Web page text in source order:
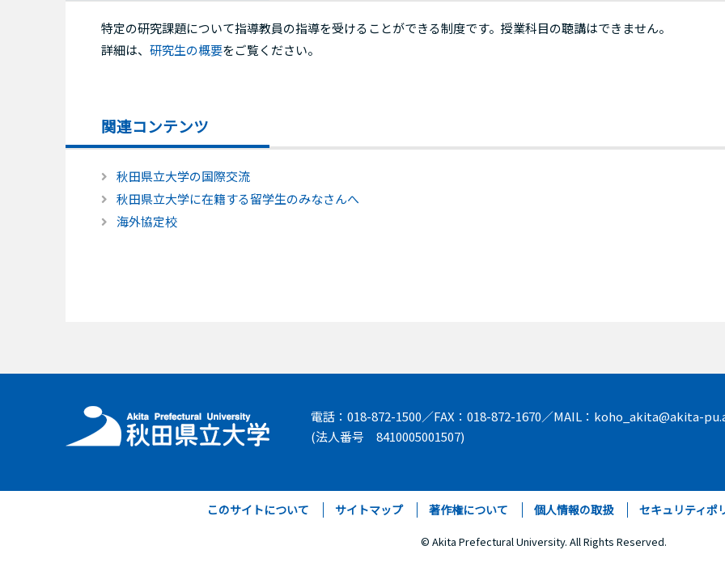
特定の研究課題について指導教員の指導を受けることができる制度です。授業科目の聴講はできません。
詳細は、 研究生の概要をご覧ください。
関連コンテンツ
秋田県立大学の国際交流
秋田県立大学に在籍する留学生のみなさんへ
海外協定校
電話：018-872-1500／FAX：018-872-1670／MAIL：koho_akita@akita-
(法人番号 8410005001507)
このサイトについて サイトマップ 著作権について 個人情報の取扱 セキュリティポ
© Akita Prefectural University. All Rights Reserved.